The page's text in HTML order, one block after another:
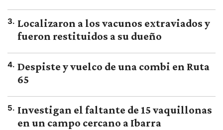
3. Localizaron a los vacunos extraviados y
fueron restituidos a su dueño
4. Despiste y vuelco de una combi en Ruta
65
5. Investigan el faltante de 15 vaquillonas
en un campo cercano a Ibarra